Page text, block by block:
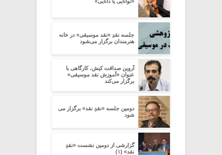
جلسه نقدِ «نقد موسیقی» در خانه
هنرمندان برگزار می‌شود
آروین صداقت کیش، کارگاهی با
عنوان «آموزش نقد موسیقی»
برگزار می‌کند
دومین جلسه «نقدِ نقد» برگزار می
شود
گزارشی از دومین نشست «نقدِ
نقد» (۱)